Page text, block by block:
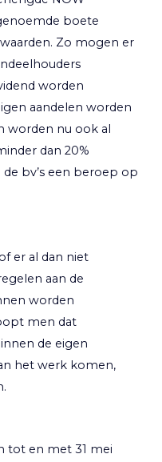
boete
Zo mogen er
worden
aandelen worden
worden nu ook al
dan 20%
bv’s een beroep op
er al dan niet
aan de
worden
men dat
de eigen
het werk komen,
tot en met 31 mei